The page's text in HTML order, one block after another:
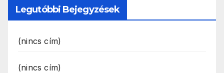
Legutóbbi Bejegyzések
(nincs cím)
(nincs cím)